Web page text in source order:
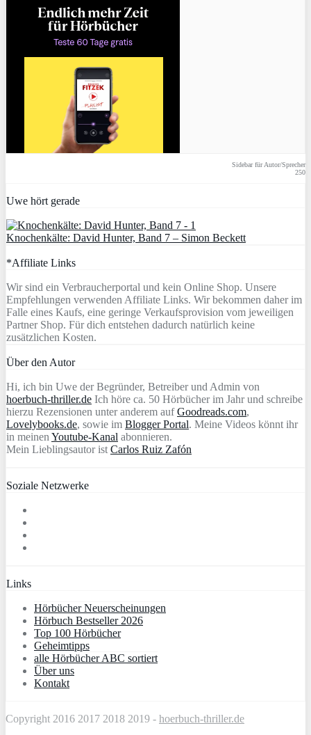
Sidebar für Autor/Sprecher
250
Uwe hört gerade
Knochenkälte: David Hunter, Band 7 – Simon Beckett
*Affiliate Links
Wir sind ein Verbraucherportal und kein Online Shop. Unsere
Empfehlungen verwenden Affiliate Links. Wir bekommen daher im
Falle eines Kaufs, eine geringe Verkaufsprovision vom jeweiligen
Partner Shop. Für dich entstehen dadurch natürlich keine
zusätzlichen Kosten.
Über den Autor
Hi, ich bin Uwe der Begründer, Betreiber und Admin von
hoerbuch-thriller.de Ich höre ca. 50 Hörbücher im Jahr und schreibe
hierzu Rezensionen unter anderem aufGoodreads.com,
Lovelybooks.de, sowie im Blogger Portal. Meine Videos könnt ihr
in meinen Youtube-Kanal abonnieren.
Mein Lieblingsautor ist Carlos Ruiz Zafón
Soziale Netzwerke
Links
Hörbücher Neuerscheinungen
Hörbuch Bestseller 2026
Top 100 Hörbücher
Geheimtipps
alle Hörbücher ABC sortiert
Über uns
Kontakt
Copyright 2016 2017 2018 2019 - hoerbuch-thriller.de